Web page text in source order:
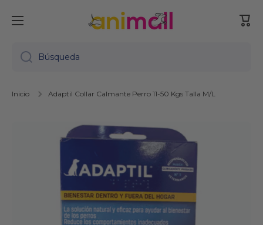
Ir directamente al contenido
Búsqueda
Inicio Adaptil Collar Calmante Perro 11-50 Kgs Talla M/L
Ir directamente a la información del producto